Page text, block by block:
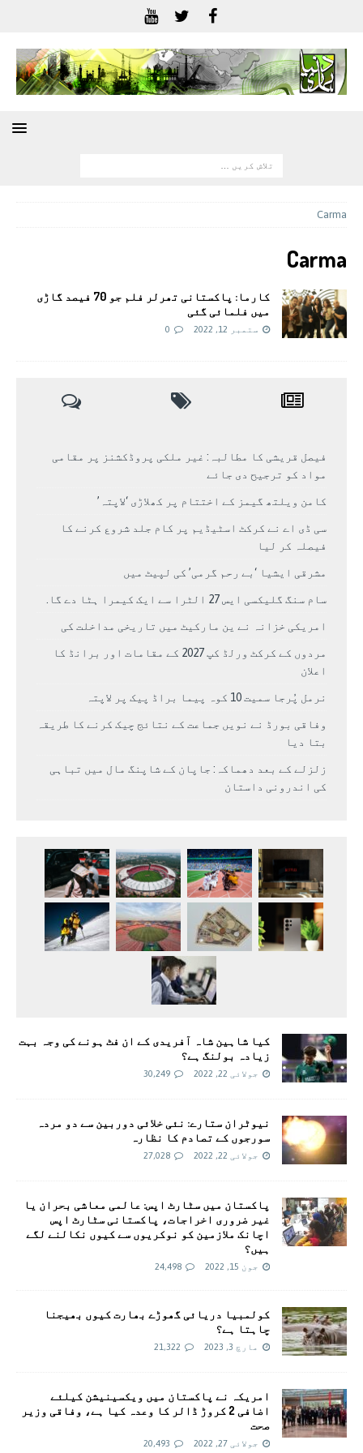
Carma
Carma
کارما: پاکستانی تھرلر فلم جو 70 فیصد گاڑی
میں فلمائی گئی
ستمبر 12, 2022 0
فیصل قریشی کا مطالبہ: غیر ملکی پروڈکشنز پر مقامی
مواد کو ترجیح دی جائے
کامن ویلتھ گیمز کے اختتام پر کھلاڑی ‘لاپتہ’
سی ڈی اے نے کرکٹ اسٹیڈیم پر کام جلد شروع کرنے کا
فیصلہ کر لیا
مشرقی ایشیا ‘بے رحم گرمی’ کی لپیٹ میں
سام سنگ گلیکسی ایس 27 الٹرا سے ایک کیمرا ہٹا دے گا.
امریکی خزانہ نے ین مارکیٹ میں تاریخی مداخلت کی
مردوں کے کرکٹ ورلڈ کپ 2027 کے مقامات اور برانڈ کا
اعلان
نرمل پُرجا سمیت 10 کوہ پیما براڈ پیک پر لاپتہ
وفاقی بورڈ نے نویں جماعت کے نتائج چیک کرنے کا طریقہ
بتا دیا
زلزلے کے بعد دھماکہ: جاپان کے شاپنگ مال میں تباہی
کی اندرونی داستان
کیا شاہین شاہ آفریدی کے ان فٹ ہونے کی وجہ بہت
زیادہ بولنگ ہے؟
جولائی 22, 2022 30,249
نیوٹران ستارے: نئی خلائی دوربین سے دو مردہ
سورجوں کے تصادم کا نظارہ
جولائی 22, 2022 27,028
پاکستان میں سٹارٹ اپس: عالمی معاشی بحران یا
غیر ضروری اخراجات، پاکستانی سٹارٹ اپس
اچانک ملازمین کو نوکریوں سے کیوں نکالنے لگے
ہیں؟
جون 15, 2022 24,498
کولمبیا دریائی گھوڑے بھارت کیوں بھیجنا
چاہتا ہے؟
مارچ 3, 2023 21,322
امريکہ نے پاکستان میں ویکسینیشن کیلئے
اضافی 2 کروڑ ڈالر کا وعدہ کیا ہے، وفاقی وزیر
صحت
جولائی 27, 2022 20,493